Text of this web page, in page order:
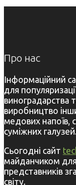
Про нас
Інформаційний
для
виноградарства
виробництво
медових напоїв,
суміжних галузей.
Сьогодні сайт
майданчиком
представників
світу.